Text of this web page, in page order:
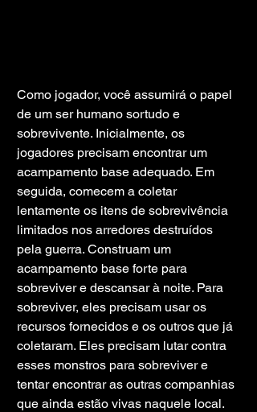
Como jogador, você assumirá o papel
de um ser humano sortudo e
sobrevivente. Inicialmente, os
jogadores precisam encontrar um
acampamento base adequado. Em
seguida, comecem a coletar
lentamente os itens de sobrevivência
limitados nos arredores destruídos
pela guerra. Construam um
acampamento base forte para
sobreviver e descansar à noite. Para
sobreviver, eles precisam usar os
recursos fornecidos e os outros que já
coletaram. Eles precisam lutar contra
esses monstros para sobreviver e
tentar encontrar as outras companhias
que ainda estão vivas naquele local.